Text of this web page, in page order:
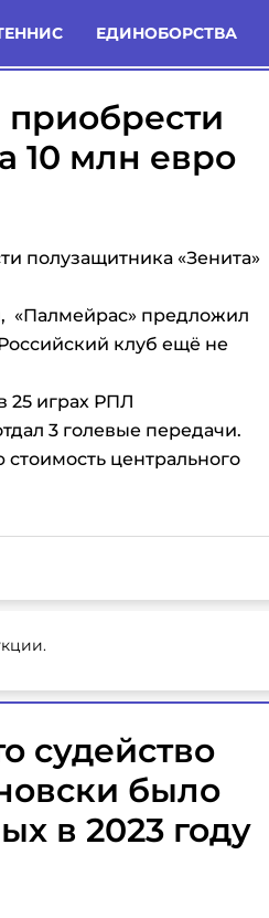
ЕДИНОБОРСТВА
Новости
10 млн евро
полузащитника «Зенита»
«Палмейрас» предложил
клуб ещё не
25 играх РПЛ
3 голевые передачи.
центрального
судейство
было
в 2023 году